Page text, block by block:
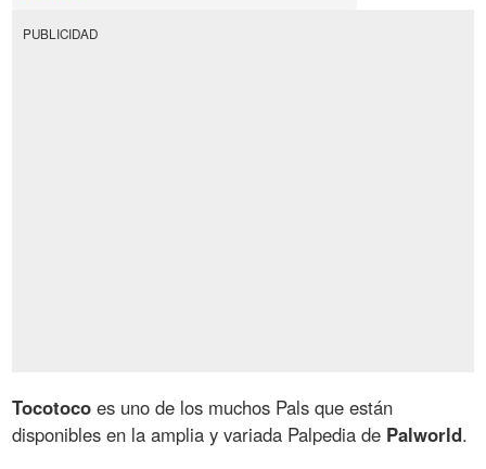
PUBLICIDAD
Tocotoco es uno de los muchos Pals que están
disponibles en la amplia y variada Palpedia de Palworld.